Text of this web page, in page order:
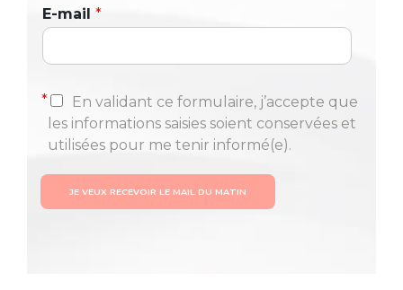
E-mail *
*
En validant ce formulaire, j’accepte que
les informations saisies soient conservées et
utilisées pour me tenir informé(e).
JE VEUX RECEVOIR LE MAIL DU MATIN